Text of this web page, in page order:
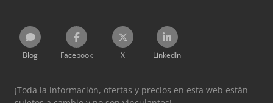
Blog Facebook X LinkedIn
¡Toda la información, ofertas y precios en esta web están